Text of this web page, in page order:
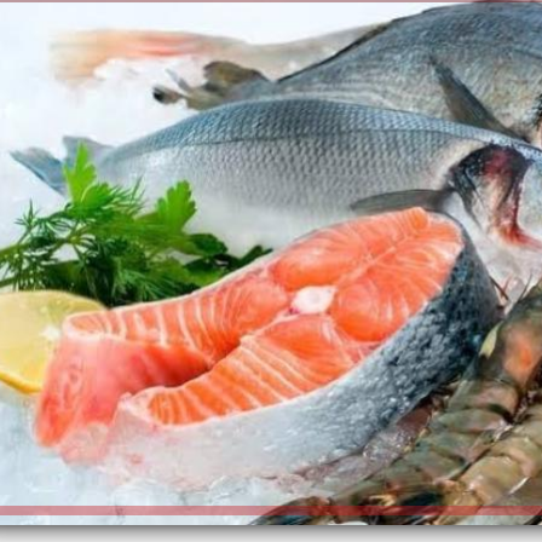
الكاتبة إلهام شرشر تهنئ الرئيس
السيسي بعيد ميلاده وتُشيد بجهوده
في بناء الدولة
رسالتى لآخر الزمان «محطة الضبعة
النووية»... من الحلم إلى التنفيذ